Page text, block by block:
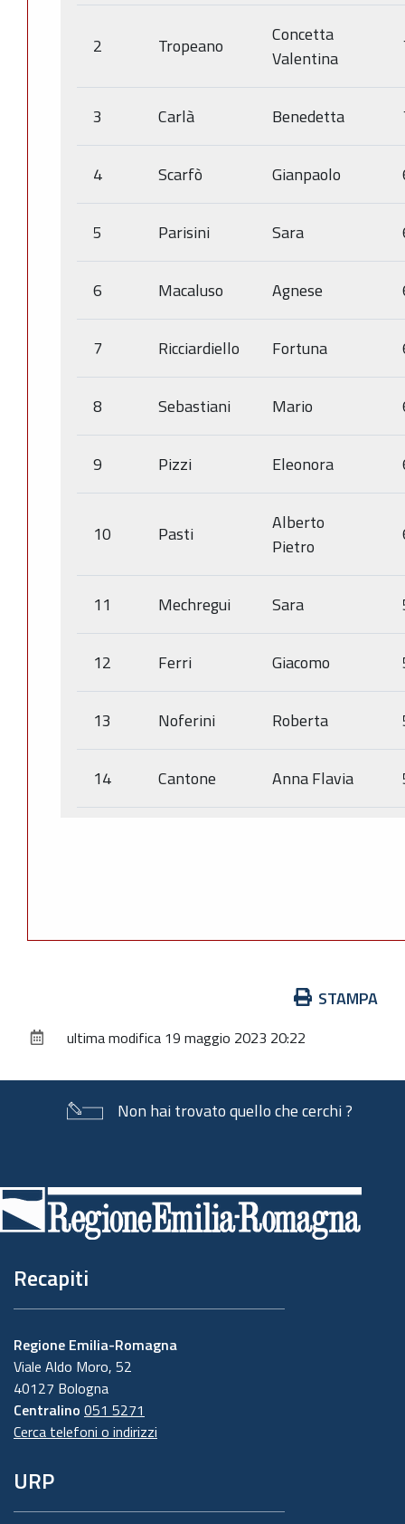
2 Tropeano
Concetta
Valentina
3 Carlà Benedetta
4 Scarfò Gianpaolo
5 Parisini Sara
6 Macaluso Agnese
7 Ricciardiello Fortuna
8 Sebastiani Mario
9 Pizzi Eleonora
10 Pasti
Alberto
Pietro
11 Mechregui Sara
12 Ferri Giacomo
13 Noferini Roberta
14 Cantone Anna Flavia
documento
STAMPA
ultima modifica 19 maggio 2023 20:22
Non hai trovato quello che cerchi ?
di
pagina
Recapiti
Regione Emilia-Romagna
Viale Aldo Moro, 52
40127 Bologna
Centralino 051 5271
Cerca telefoni o indirizzi
URP